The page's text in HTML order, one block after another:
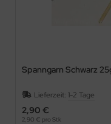
Spanngarn Schwarz
Lieferzeit: 1-2 Tage
2,90 €
2,90 € pro Stk